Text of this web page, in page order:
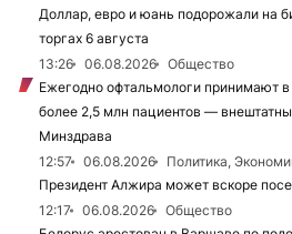
Доллар, евро и юань подорожали на
торгах 6 августа
13:26
06.08.2026
Общество
Ежегодно офтальмологи принимают в
более 2,5 млн пациентов —
Минздрава
12:57
06.08.2026
Политика,
Президент Алжира может вскоре
12:17
06.08.2026
Общество